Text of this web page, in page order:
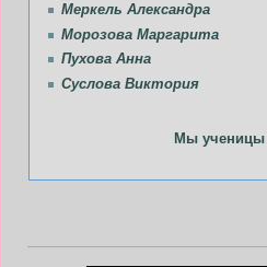
Меркель Александра
Морозова Маргарита
Пухова Анна
Суслова Виктория
Мы ученицы